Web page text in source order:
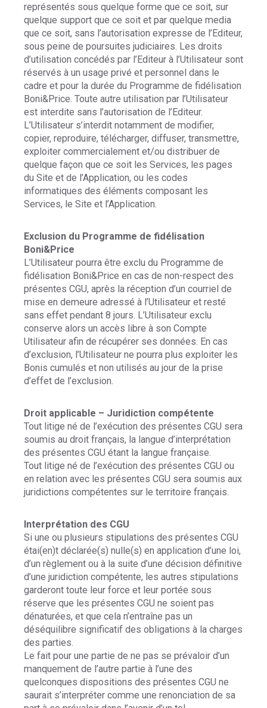
représentés sous quelque forme que ce soit, sur
quelque support que ce soit et par quelque media
que ce soit, sans l’autorisation expresse de l’Editeur,
sous peine de poursuites judiciaires. Les droits
d’utilisation concédés par l’Editeur à l’Utilisateur sont
réservés à un usage privé et personnel dans le
cadre et pour la durée du Programme de fidélisation
Boni&Price. Toute autre utilisation par l’Utilisateur
est interdite sans l’autorisation de l’Editeur.
L’Utilisateur s’interdit notamment de modifier,
copier, reproduire, télécharger, diffuser, transmettre,
exploiter commercialement et/ou distribuer de
quelque façon que ce soit les Services, les pages
du Site et de l’Application, ou les codes
informatiques des éléments composant les
Services, le Site et l’Application.
Exclusion du Programme de fidélisation
Boni&Price
L’Utilisateur pourra être exclu du Programme de
fidélisation Boni&Price en cas de non-respect des
présentes CGU, après la réception d’un courriel de
mise en demeure adressé à l’Utilisateur et resté
sans effet pendant 8 jours. L’Utilisateur exclu
conserve alors un accès libre à son Compte
Utilisateur afin de récupérer ses données. En cas
d’exclusion, l’Utilisateur ne pourra plus exploiter les
Bonis cumulés et non utilisés au jour de la prise
d’effet de l’exclusion.
Droit applicable – Juridiction compétente
Tout litige né de l’exécution des présentes CGU sera
soumis au droit français, la langue d’interprétation
des présentes CGU étant la langue française.
Tout litige né de l’exécution des présentes CGU ou
en relation avec les présentes CGU sera soumis aux
juridictions compétentes sur le territoire français.
Interprétation des CGU
Si une ou plusieurs stipulations des présentes CGU
étai(en)t déclarée(s) nulle(s) en application d’une loi,
d’un règlement ou à la suite d’une décision définitive
d’une juridiction compétente, les autres stipulations
garderont toute leur force et leur portée sous
réserve que les présentes CGU ne soient pas
dénaturées, et que cela n’entraîne pas un
déséquilibre significatif des obligations à la charges
des parties.
Le fait pour une partie de ne pas se prévaloir d’un
manquement de l’autre partie à l’une des
quelconques dispositions des présentes CGU ne
saurait s’interpréter comme une renonciation de sa